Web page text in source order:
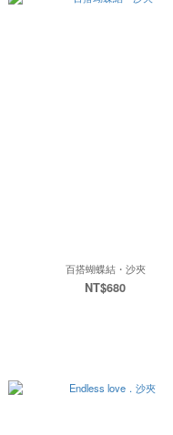
百搭蝴蝶結・沙夾
NT$680